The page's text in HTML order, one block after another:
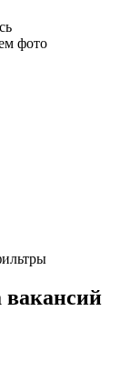
фото